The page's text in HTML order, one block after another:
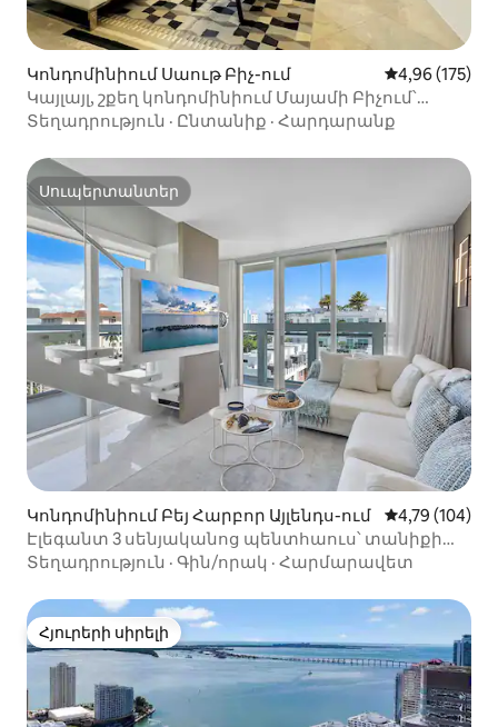
Կոնդոմինիում Սաութ Բիչ-ում Միջին
4,96 (175)
Կայլայլ, շքեղ կոնդոմինիում Մայամի Բիչում՝
օվկիանոսի ափին
Տեղադրություն · Ընտանիք · Հարդարանք
Սուպերտանտեր
Սուպերտանտեր
Կոնդոմինիում Բեյ Հարբոր Այլենդս-ում Միջին
4,79 (104)
Էլեգանտ 3 սենյականոց պենտհաուս՝ տանիքի
ջակուզիով և ծովածոցի տեսարանով
Տեղադրություն · Գին/որակ · Հարմարավետ
Հյուրերի սիրելի
Հյուրերի սիրելի